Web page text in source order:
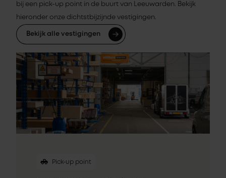
bij een pick-up point in de buurt van Leeuwarden. Bekijk
hieronder onze dichtstbijzijnde vestigingen.
Bekijk alle vestigingen
Pick-up point